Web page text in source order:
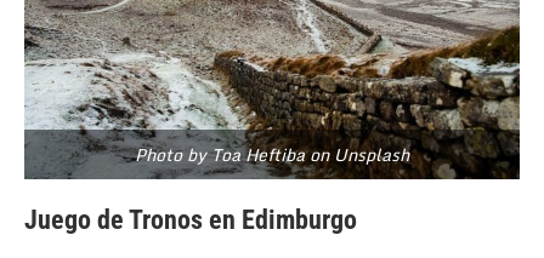
Photo by Toa Heftiba on Unsplash
Juego de Tronos en Edimburgo